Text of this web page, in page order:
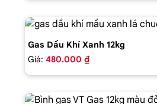
Gas Dầu Khí Xanh 12kg
Giá: 480.000 ₫